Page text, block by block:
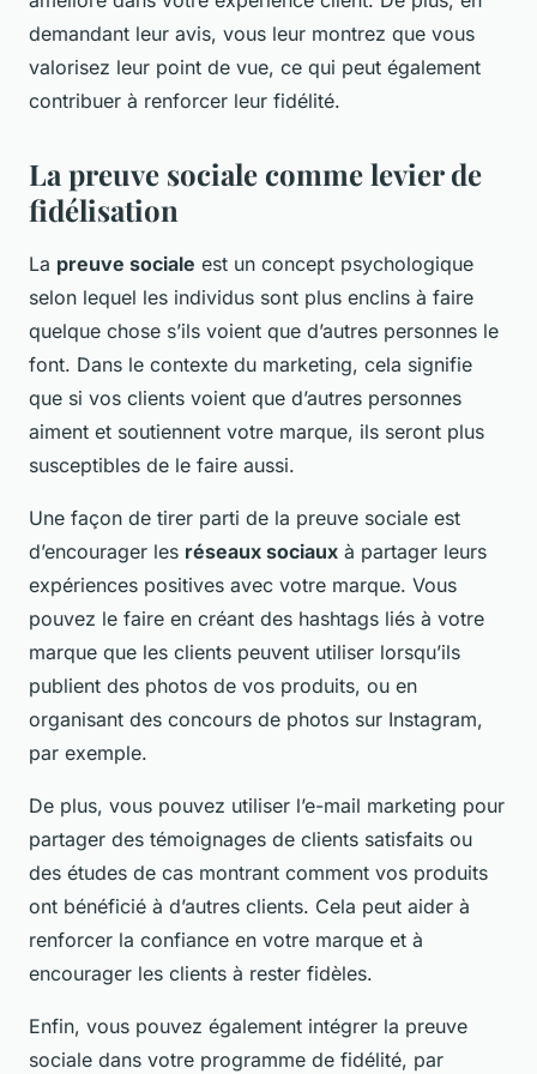
demandant leur avis, vous leur montrez que vous
valorisez leur point de vue, ce qui peut également
contribuer à renforcer leur fidélité.
La preuve sociale comme levier de
fidélisation
La preuve sociale est un concept psychologique
selon lequel les individus sont plus enclins à faire
quelque chose s’ils voient que d’autres personnes le
font. Dans le contexte du marketing, cela signifie
que si vos clients voient que d’autres personnes
aiment et soutiennent votre marque, ils seront plus
susceptibles de le faire aussi.
Une façon de tirer parti de la preuve sociale est
d’encourager les réseaux sociaux à partager leurs
expériences positives avec votre marque. Vous
pouvez le faire en créant des hashtags liés à votre
marque que les clients peuvent utiliser lorsqu’ils
publient des photos de vos produits, ou en
organisant des concours de photos sur Instagram,
par exemple.
De plus, vous pouvez utiliser l’e-mail marketing pour
partager des témoignages de clients satisfaits ou
des études de cas montrant comment vos produits
ont bénéficié à d’autres clients. Cela peut aider à
renforcer la confiance en votre marque et à
encourager les clients à rester fidèles.
Enfin, vous pouvez également intégrer la preuve
sociale dans votre programme de fidélité, par